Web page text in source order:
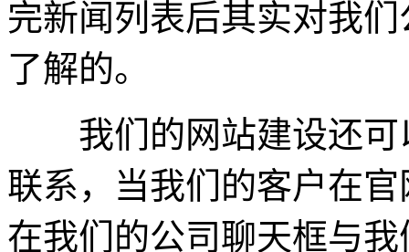
完新闻列表后其实对我
了解的。
我们的网站建设还可
联系，当我们的客户在
在我们的公司聊天框与